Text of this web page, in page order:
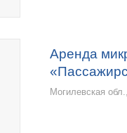
Аренда
Могилевская